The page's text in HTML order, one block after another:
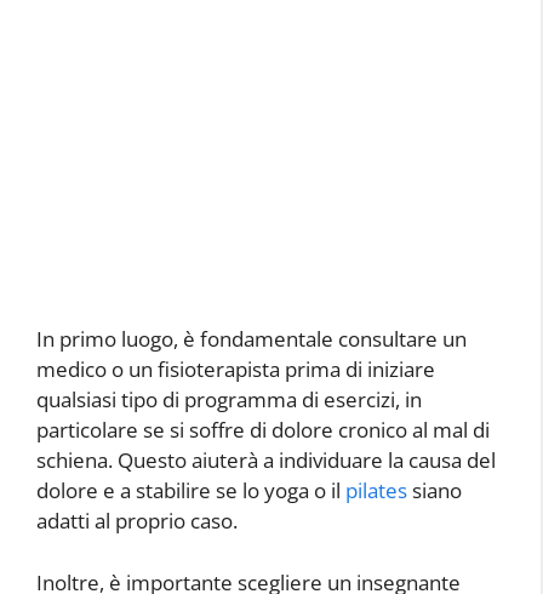
In primo luogo, è fondamentale consultare un
medico o un fisioterapista prima di iniziare
qualsiasi tipo di programma di esercizi, in
particolare se si soffre di dolore cronico al mal di
schiena. Questo aiuterà a individuare la causa del
dolore e a stabilire se lo yoga o il pilatessiano
adatti al proprio caso.
Inoltre, è importante scegliere un insegnante